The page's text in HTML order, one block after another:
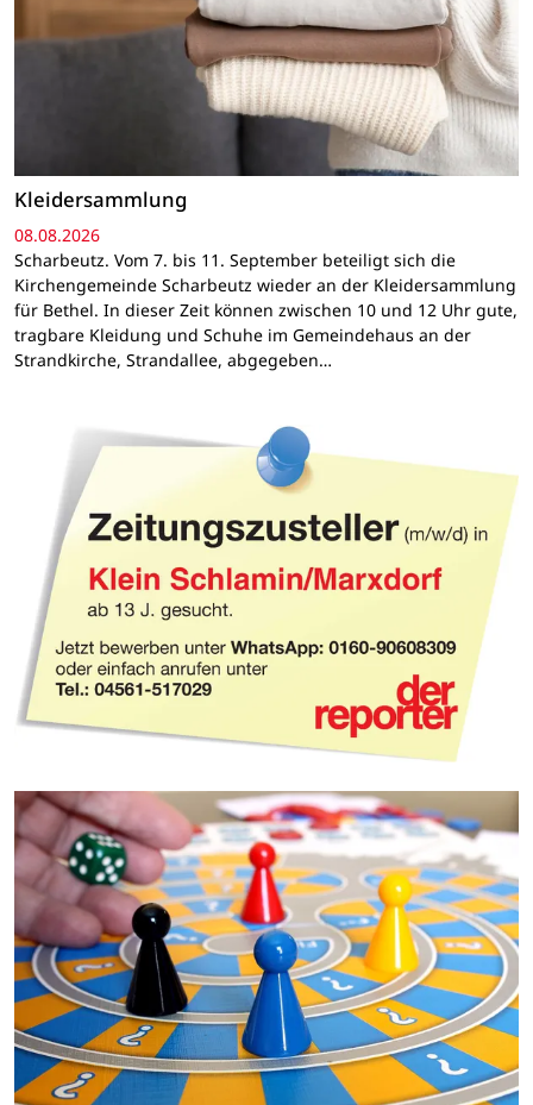
Kleidersammlung
08.08.2026
Scharbeutz. Vom 7. bis 11. September beteiligt sich die
Kirchengemeinde Scharbeutz wieder an der Kleidersammlung
für Bethel. In dieser Zeit können zwischen 10 und 12 Uhr gute,
tragbare Kleidung und Schuhe im Gemeindehaus an der
Strandkirche, Strandallee, abgegeben…